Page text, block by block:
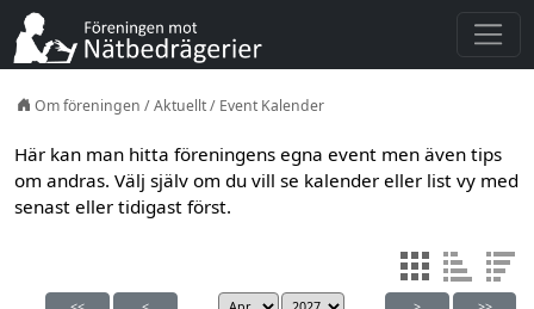
Om föreningen /Aktuellt/ Event Kalender
Här kan man hitta föreningens egna event men även tips
om andras. Välj själv om du vill se kalender eller list vy med
senast eller tidigast först.